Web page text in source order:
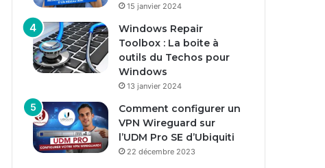
15 janvier 2024
Windows Repair
Toolbox : La boite à
outils du Techos pour
Windows
13 janvier 2024
Comment configurer un
VPN Wireguard sur
l’UDM Pro SE d’Ubiquiti
22 décembre 2023